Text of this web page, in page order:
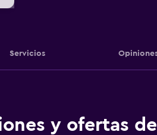
Servicios
y ofertas